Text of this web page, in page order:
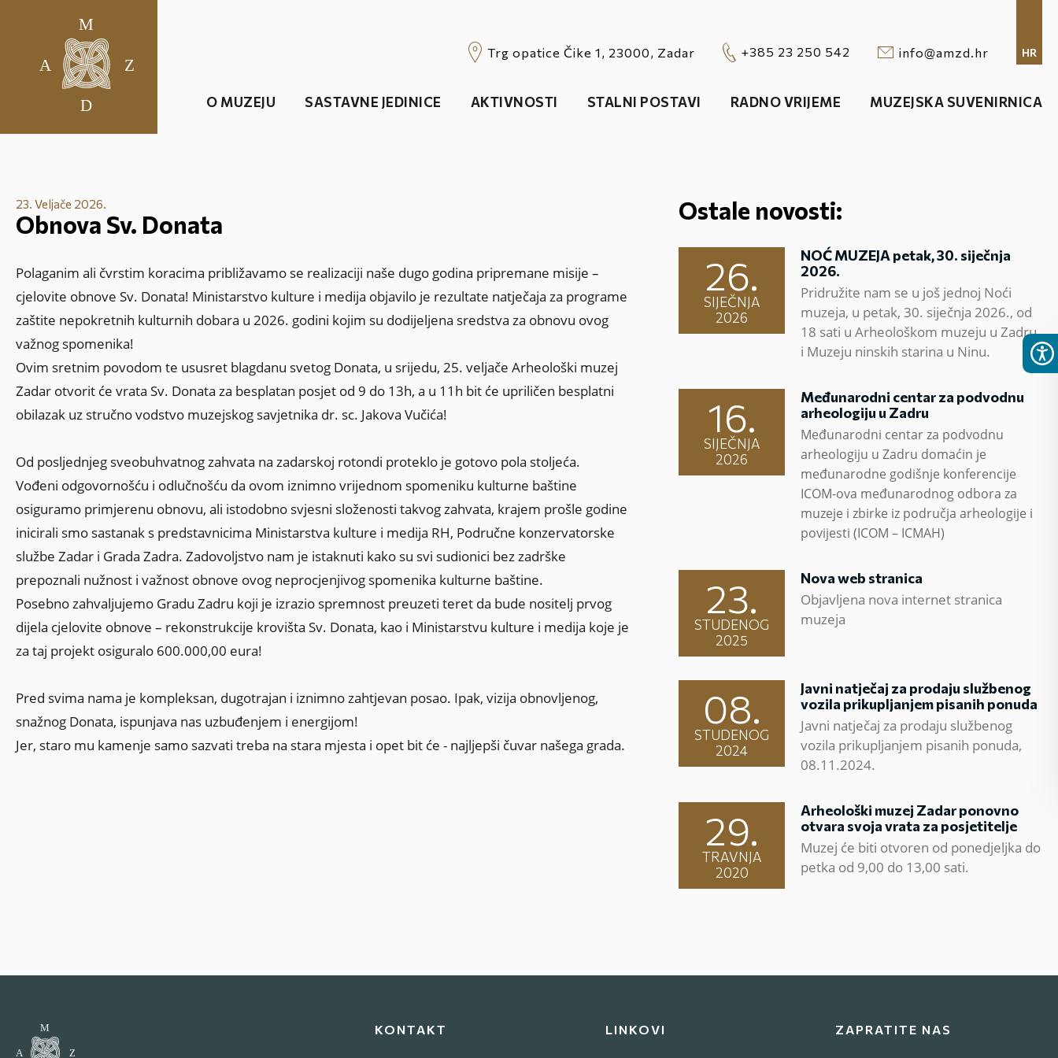
Trg opatice Čike 1, 23000, Zadar +385 23 250 542 info@amzd.hr HR
O MUZEJU SASTAVNE JEDINICE AKTIVNOSTI STALNI POSTAVI RADNO VRIJEME MUZEJSKA SUVENIRNICA
23. Veljače 2026.
Obnova Sv. Donata
Polaganim ali čvrstim koracima približavamo se realizaciji naše dugo godina pripremane misije –
cjelovite obnove Sv. Donata! Ministarstvo kulture i medija objavilo je rezultate natječaja za programe
zaštite nepokretnih kulturnih dobara u 2026. godini kojim su dodijeljena sredstva za obnovu ovog
važnog spomenika!
Ovim sretnim povodom te ususret blagdanu svetog Donata, u srijedu, 25. veljače Arheološki muzej
Zadar otvorit će vrata Sv. Donata za besplatan posjet od 9 do 13h, a u 11h bit će upriličen besplatni
obilazak uz stručno vodstvo muzejskog savjetnika dr. sc. Jakova Vučića!
Od posljednjeg sveobuhvatnog zahvata na zadarskoj rotondi proteklo je gotovo pola stoljeća.
Vođeni odgovornošću i odlučnošću da ovom iznimno vrijednom spomeniku kulturne baštine
osiguramo primjerenu obnovu, ali istodobno svjesni složenosti takvog zahvata, krajem prošle godine
inicirali smo sastanak s predstavnicima Ministarstva kulture i medija RH, Područne konzervatorske
službe Zadar i Grada Zadra. Zadovoljstvo nam je istaknuti kako su svi sudionici bez zadrške
prepoznali nužnost i važnost obnove ovog neprocjenjivog spomenika kulturne baštine.
Posebno zahvaljujemo Gradu Zadru koji je izrazio spremnost preuzeti teret da bude nositelj prvog
dijela cjelovite obnove – rekonstrukcije krovišta Sv. Donata, kao i Ministarstvu kulture i medija koje je
za taj projekt osiguralo 600.000,00 eura!
Pred svima nama je kompleksan, dugotrajan i iznimno zahtjevan posao. Ipak, vizija obnovljenog,
snažnog Donata, ispunjava nas uzbuđenjem i energijom!
Jer, staro mu kamenje samo sazvati treba na stara mjesta i opet bit će - najljepši čuvar našega grada.
Ostale novosti:
26.
SIJEČNJA
2026
NOĆ MUZEJA petak, 30. siječnja
2026.
Pridružite nam se u još jednoj Noći
muzeja, u petak, 30. siječnja 2026., od
18 sati u Arheološkom muzeju u Zadru
i Muzeju ninskih starina u Ninu.
16.
SIJEČNJA
2026
Međunarodni centar za podvodnu
arheologiju u Zadru
Međunarodni centar za podvodnu
arheologiju u Zadru domaćin je
međunarodne godišnje konferencije
ICOM-ova međunarodnog odbora za
muzeje i zbirke iz područja arheologije i
povijesti (ICOM – ICMAH)
23.
STUDENOG
2025
Nova web stranica
Objavljena nova internet stranica
muzeja
08.
STUDENOG
2024
Javni natječaj za prodaju službenog
vozila prikupljanjem pisanih ponuda
Javni natječaj za prodaju službenog
vozila prikupljanjem pisanih ponuda,
08.11.2024.
29.
TRAVNJA
2020
Arheološki muzej Zadar ponovno
otvara svoja vrata za posjetitelje
Muzej će biti otvoren od ponedjeljka do
petka od 9,00 do 13,00 sati.
KONTAKT LINKOVI ZAPRATITE NAS